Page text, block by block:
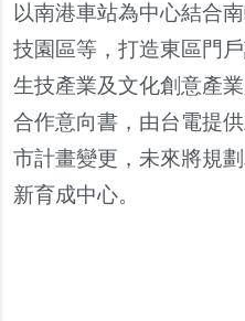
以南港車站為中心結合
技園區等 ， 打造東區門
生技產業及文化創意產
合作意向書 ， 由台電提
市計畫變更 ， 未來將規
新育成中心。